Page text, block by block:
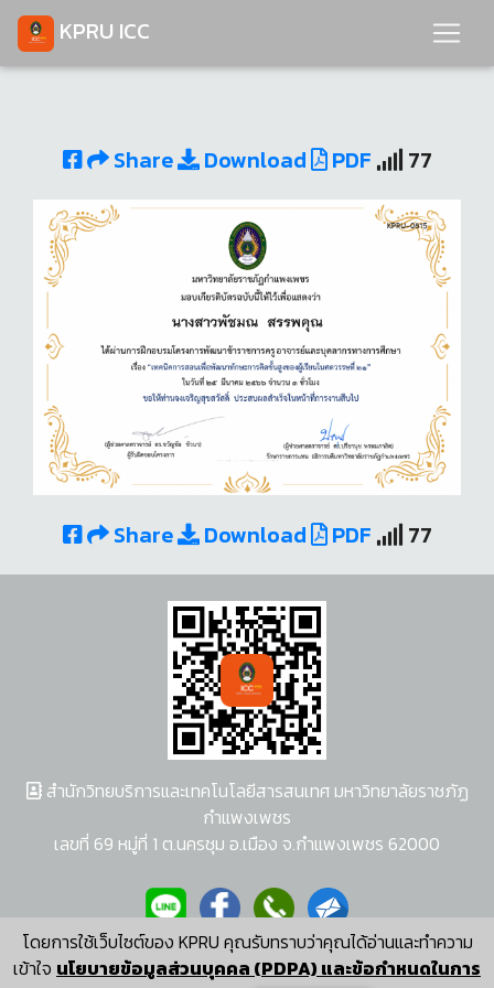
KPRU ICC
Share Download PDF 77
Share Download PDF 77
โดยการใช้เว็บไซต์ของ KPRU คุณรับทราบว่าคุณได้อ่านและทำความ
เข้าใจ นโยบายข้อมูลส่วนบุคคล (PDPA) และข้อกำหนดในการ
สำนักวิทยบริการและเทคโนโลยีสารสนเทศ มหาวิทยาลัยราชภัฏ
กำแพงเพชร
เลขที่ 69 หมู่ที่ 1 ต.นครชุม อ.เมือง จ.กำแพงเพชร 62000
ผู้พัฒนาระบบ อนุชา พวงผกา